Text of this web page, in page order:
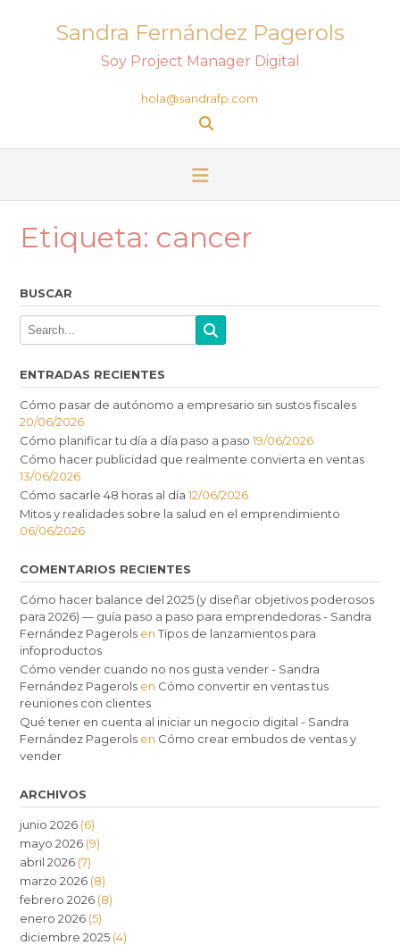
Sandra Fernández Pagerols
Soy Project Manager Digital
hola@sandrafp.com
Etiqueta: cancer
BUSCAR
ENTRADAS RECIENTES
Cómo pasar de autónomo a empresario sin sustos fiscales
20/06/2026
Cómo planificar tu día a día paso a paso 19/06/2026
Cómo hacer publicidad que realmente convierta en ventas
13/06/2026
Cómo sacarle 48 horas al día 12/06/2026
Mitos y realidades sobre la salud en el emprendimiento
06/06/2026
COMENTARIOS RECIENTES
Cómo hacer balance del 2025 (y diseñar objetivos poderosos
para 2026) — guía paso a paso para emprendedoras - Sandra
Fernández Pagerols enTipos de lanzamientos para
infoproductos
Cómo vender cuando no nos gusta vender - Sandra
Fernández Pagerols en Cómo convertir en ventas tus
reuniones con clientes
Qué tener en cuenta al iniciar un negocio digital - Sandra
Fernández Pagerols en Cómo crear embudos de ventas y
vender
ARCHIVOS
junio 2026 (6)
mayo 2026 (9)
abril 2026 (7)
marzo 2026 (8)
febrero 2026 (8)
enero 2026 (5)
diciembre 2025 (4)